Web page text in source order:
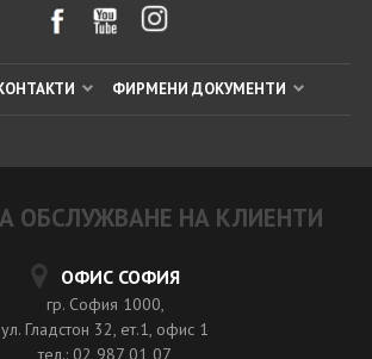
ФИРМЕНИ ДОКУМЕНТИ
ОБСЛУЖВАНЕ НА КЛИЕНТИ
ОФИС СОФИЯ
гр. София 1000,
ул. Гладстон 32, ет.1, офис 1